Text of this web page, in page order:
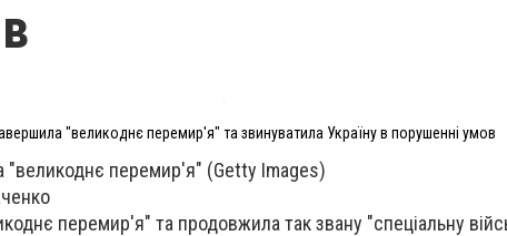
"великоднє перемир'я" та звинуватила Україну в порушенні умов
"великоднє перемир'я" (Getty Images)
перемир'я" та продовжила так звану "спеціальну